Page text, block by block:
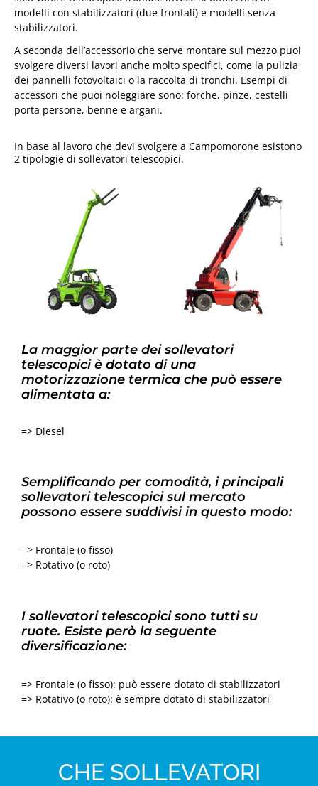
modelli con stabilizzatori (due frontali) e modelli senza
stabilizzatori.
A seconda dell’accessorio che serve montare sul mezzo puoi
svolgere diversi lavori anche molto specifici, come la pulizia
dei pannelli fotovoltaici o la raccolta di tronchi. Esempi di
accessori che puoi noleggiare sono: forche, pinze, cestelli
porta persone, benne e argani.
In base al lavoro che devi svolgere a Campomorone esistono
2 tipologie di sollevatori telescopici.
La maggior parte dei sollevatori
telescopici è dotato di una
motorizzazione termica che può essere
alimentata a:
=> Diesel
Semplificando per comodità, i principali
sollevatori telescopici sul mercato
possono essere suddivisi in questo modo:
=> Frontale (o fisso)
=> Rotativo (o roto)
I sollevatori telescopici sono tutti su
ruote. Esiste però la seguente
diversificazione:
=> Frontale (o fisso): può essere dotato di stabilizzatori
=> Rotativo (o roto): è sempre dotato di stabilizzatori
CHE SOLLEVATORI